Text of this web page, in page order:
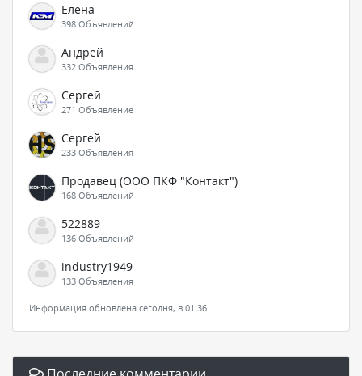
Елена
398 Объявлений
Андрей
332 Объявления
Сергей
271 Объявление
Сергей
233 Объявления
Продавец (ООО ПКФ "Контакт")
168 Объявлений
522889
136 Объявлений
industry1949
133 Объявления
Информация обновлена сегодня, в 01:36